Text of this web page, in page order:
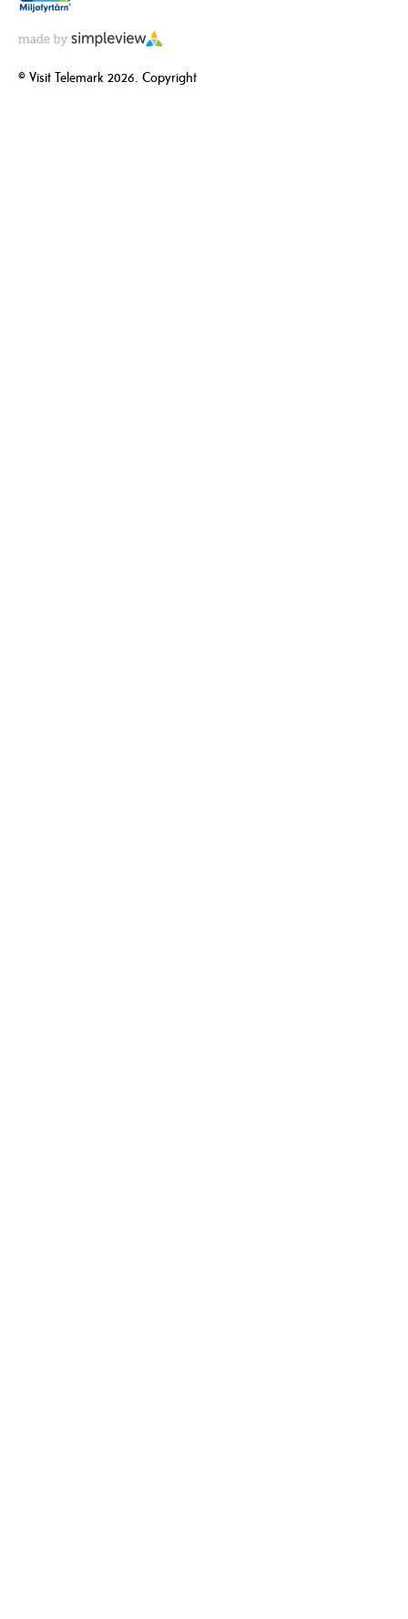
© Visit Telemark 2026. Copyright